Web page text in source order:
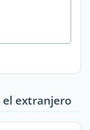
el extranjero